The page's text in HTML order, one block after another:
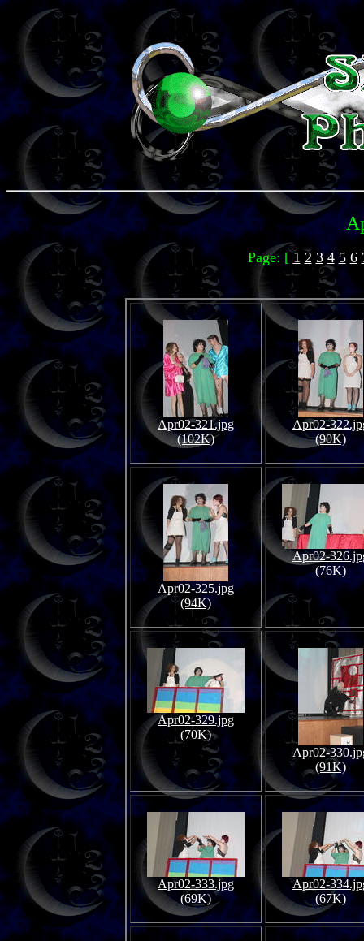
Page: [1 2 3 4 5 6
Apr02-321.jpg
(102K)
Apr02-
(90K)
Apr02-325.jpg
(94K)
Apr02-
(76K)
Apr02-329.jpg
(70K)
Apr02-
(91K)
Apr02-333.jpg
(69K)
Apr02-
(67K)